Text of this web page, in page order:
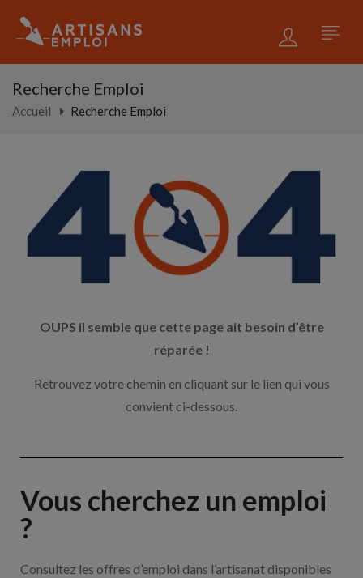
Recherche Emploi
Accueil Recherche Emploi
OUPS il semble que cette page ait besoin d’être
réparée !
Retrouvez votre chemin en cliquant sur le lien qui vous
convient ci-dessous.
Vous cherchez un emploi
?
Consultez les offres d’emploi dans l’artisanat disponibles